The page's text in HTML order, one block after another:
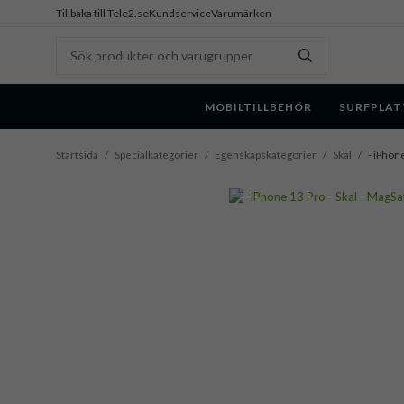
Tillbaka till Tele2.seKundserviceVarumärken
MOBILTILLBEHÖR
Startsida / Specialkategorier / Egenskapskategorier / Skal / -